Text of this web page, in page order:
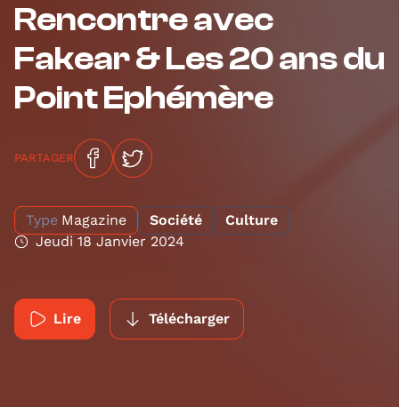
Rencontre avec
Fakear & Les 20 ans du
Point Ephémère
PARTAGER
Type Magazine Société
Culture
Jeudi 18 Janvier 2024
Lire Télécharger